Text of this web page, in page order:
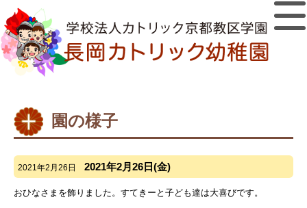
園の様子
2021年2月26日 2021年2月26日(金)
おひなさまを飾りました。すてきーと子ども達は大喜びです。